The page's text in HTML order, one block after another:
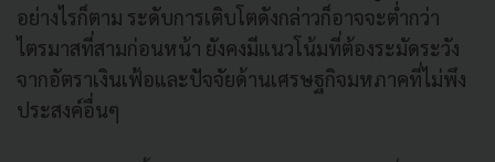
อย่างไรก็ตาม ระดับการเติบโตดังกล่าวก็อาจจะต่ำกว่า
ไตรมาสที่สามก่อนหน้า ยังคงมีแนวโน้มที่ต้องระมัดระวัง
จากอัตราเงินเฟ้อและปัจจัยด้านเศรษฐกิจมหภาคที่ไม่พึง
ประสงค์อื่นๆ